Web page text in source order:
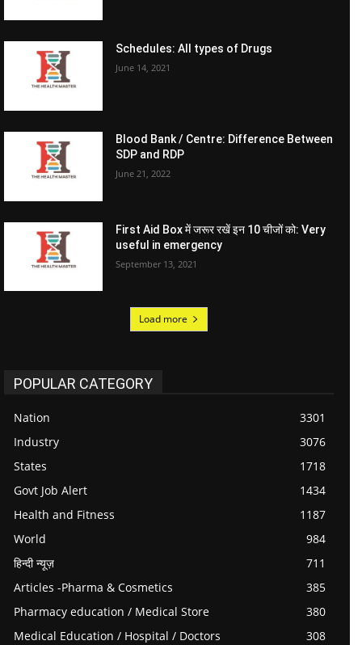
Schedules: All types of Drugs
June 14, 2021
Blood Bank / Centre: Difference Between
SDP and RDP
June 21, 2022
First Aid Box में जरूर रखें इन 10 चीजों को: Very
useful in emergency
September 13, 2021
Load more
POPULAR CATEGORY
Nation
3301
Industry
3076
States
1718
Govt Job Alert
1434
Health and Fitness
1187
World
984
हिन्दी न्यूज़
711
Articles -Pharma & Cosmetics
385
Pharmacy education / Medical Store
380
Medical Education / Hospital / Doctors
308